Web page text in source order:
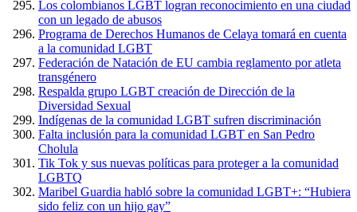
Los colombianos LGBT logran reconocimiento en una ciudad
con un legado de abusos
Programa de Derechos Humanos de Celaya tomará en cuenta
a la comunidad LGBT
Federación de Natación de EU cambia reglamento por atleta
transgénero
Respalda grupo LGBT creación de Dirección de la
Diversidad Sexual
Indígenas de la comunidad LGBT sufren discriminación
Falta inclusión para la comunidad LGBT en San Pedro
Cholula
Tik Tok y sus nuevas políticas para proteger a la comunidad
LGBTQ
Maribel Guardia habló sobre la comunidad LGBT+: “Hubiera
sido feliz con un hijo gay”